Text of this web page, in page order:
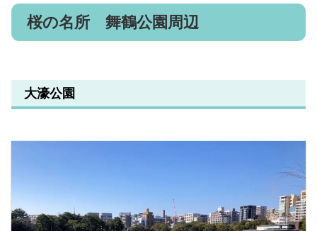
桜の名所 舞鶴公園周辺
大濠公園